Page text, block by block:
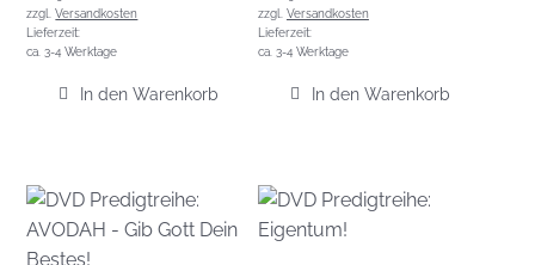
zzgl.Versandkosten
Lieferzeit:
ca. 3-4 Werktage
In den Warenkorb
zzgl. Versandkosten
Lieferzeit:
ca. 3-4 Werktage
In den Warenkorb